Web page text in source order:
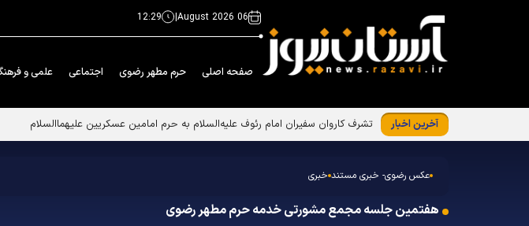
06 August 2026
|
12:29
صفحه اصلی حرم مطهر رضوی اجتماعی علمی و
آخرین اخبار تشرف کاروان سفیران امام رئوف علیه‌السلام به حرم امامین عسکریین علیهماالسلام
عکس رضوی- خبری مستند خبری
هفتمین جلسه مجمع مشورتی خدمه حرم مطهر رضوی